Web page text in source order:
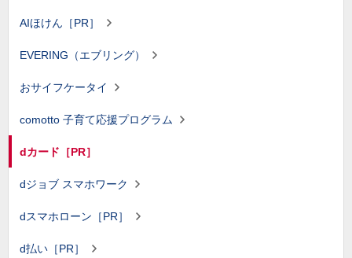
AIほけん［PR］
EVERING（エブリング）
おサイフケータイ
comotto 子育て応援プログラム
dカード［PR］
dジョブ スマホワーク
dスマホローン［PR］
d払い［PR］